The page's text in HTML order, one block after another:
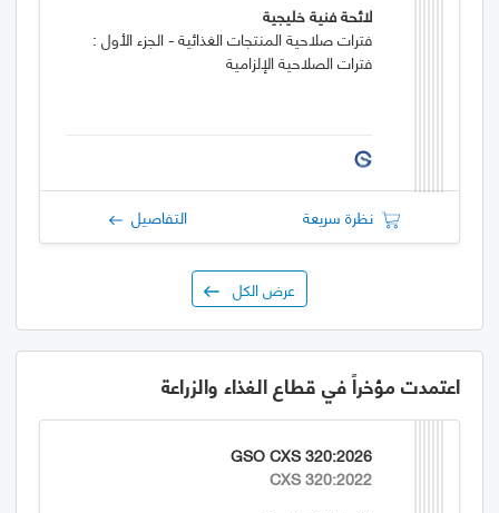
لائحة فنية خليجية
فترات صلاحية المنتجات الغذائية - الجزء الأول :
فترات الصلاحية الإلزامية
نظرة سريعة التفاصيل
عرض الكل
اعتمدت مؤخراً في قطاع الغذاء والزراعة
GSO CXS 320:2026
CXS 320:2022